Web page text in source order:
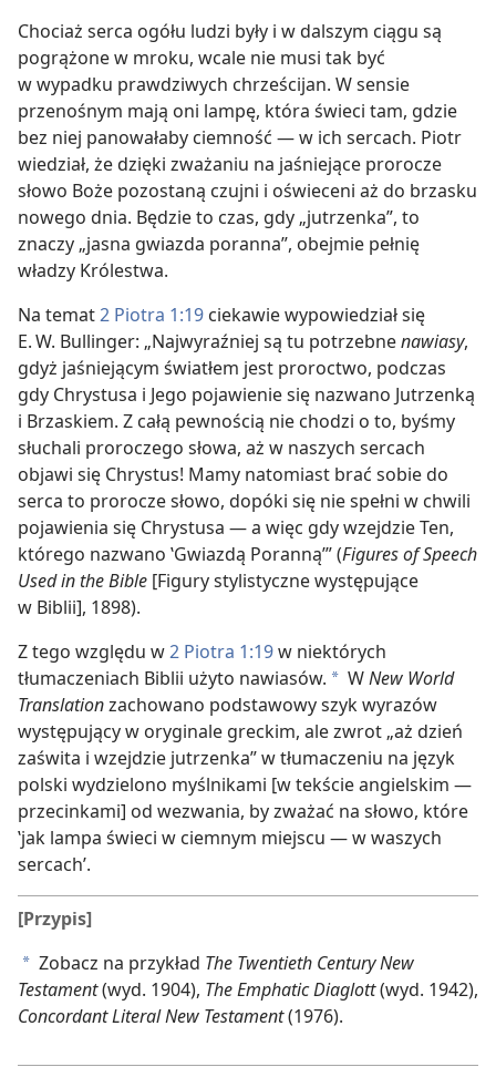
Chociaż serca ogółu ludzi były i w dalszym ciągu są
pogrążone w mroku, wcale nie musi tak być
w wypadku prawdziwych chrześcijan. W sensie
przenośnym mają oni lampę, która świeci tam, gdzie
bez niej panowałaby ciemność — w ich sercach. Piotr
wiedział, że dzięki zważaniu na jaśniejące prorocze
słowo Boże pozostaną czujni i oświeceni aż do brzasku
nowego dnia. Będzie to czas, gdy „jutrzenka”, to
znaczy „jasna gwiazda poranna”, obejmie pełnię
władzy Królestwa.
Na temat2 Piotra 1:19 ciekawie wypowiedział się
E. W. Bullinger: „Najwyraźniej są tu potrzebnenawiasy,
gdyż jaśniejącym światłem jest proroctwo, podczas
gdy Chrystusa i Jego pojawienie się nazwano Jutrzenką
i Brzaskiem. Z całą pewnością nie chodzi o to, byśmy
słuchali proroczego słowa, aż w naszych sercach
objawi się Chrystus! Mamy natomiast brać sobie do
serca to prorocze słowo, dopóki się nie spełni w chwili
pojawienia się Chrystusa — a więc gdy wzejdzie Ten,
którego nazwano ‛Gwiazdą Poranną’” (Figures of Speech
Used in the Bible [Figury stylistyczne występujące
w Biblii], 1898).
Z tego względu w2 Piotra 1:19w niektórych
tłumaczeniach Biblii użyto nawiasów. a WNew World
Translationzachowano podstawowy szyk wyrazów
występujący w oryginale greckim, ale zwrot „aż dzień
zaświta i wzejdzie jutrzenka” w tłumaczeniu na język
polski wydzielono myślnikami [w tekście angielskim —
przecinkami] od wezwania, by zważać na słowo, które
‛jak lampa świeci w ciemnym miejscu — w waszych
sercach’.
[Przypis]
a Zobacz na przykład The Twentieth Century New
Testament(wyd. 1904), The Emphatic Diaglott(wyd. 1942),
Concordant Literal New Testament(1976).